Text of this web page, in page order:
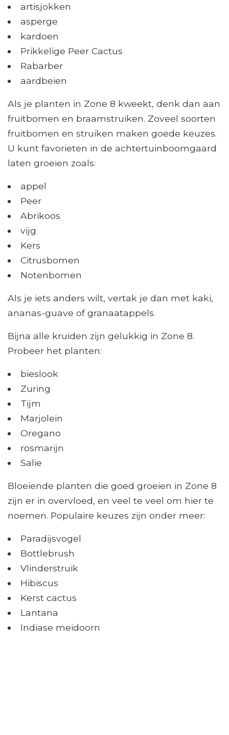
artisjokken
asperge
kardoen
Prikkelige Peer Cactus
Rabarber
aardbeien
Als je planten in Zone 8 kweekt, denk dan aan
fruitbomen en braamstruiken. Zoveel soorten
fruitbomen en struiken maken goede keuzes.
U kunt favorieten in de achtertuinboomgaard
laten groeien zoals:
appel
Peer
Abrikoos
vijg
Kers
Citrusbomen
Notenbomen
Als je iets anders wilt, vertak je dan met kaki,
ananas-guave of granaatappels.
Bijna alle kruiden zijn gelukkig in Zone 8.
Probeer het planten:
bieslook
Zuring
Tijm
Marjolein
Oregano
rosmarijn
Salie
Bloeiende planten die goed groeien in Zone 8
zijn er in overvloed, en veel te veel om hier te
noemen. Populaire keuzes zijn onder meer:
Paradijsvogel
Bottlebrush
Vlinderstruik
Hibiscus
Kerst cactus
Lantana
Indiase meidoorn